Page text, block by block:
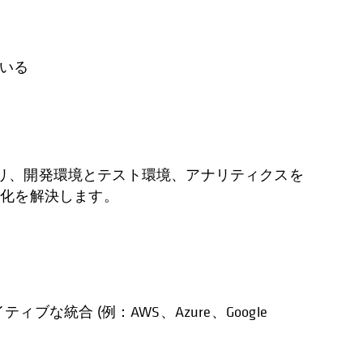
る
開発環境とテスト環境、アナリティクスを
を解決します。
ィブな統合 (例：AWS、Azure、Google